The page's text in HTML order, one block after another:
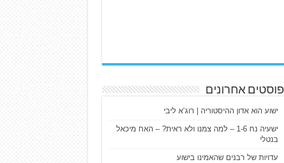
פוסטים אחרונים
ישוע הוא אדון ההיסטוריה | רוג’א ליבי
ישעיה נח 1-6 – למה צמנו ולא ראית? – האח מיכאל
בנטלי
עדויות של רבנים שהאמינו בישוע